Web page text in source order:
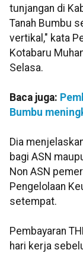
tunjangan di
Tanah Bumbu
vertikal," kata
Kotabaru
Selasa.
Baca juga:
Bumbu
Dia
bagi ASN
Non ASN
Pengelolaan
setempat.
Pembayaran
hari kerja